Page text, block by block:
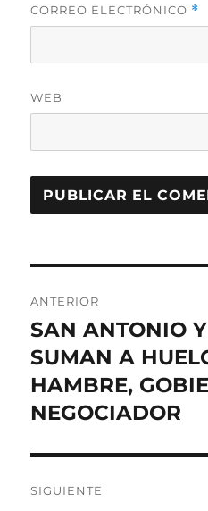
CORREO ELECTRÓNICO *
WEB
de
entradas
ANTERIOR
Entrada
anterior:
SAN ANTONIO
SUMAN A
HAMBRE,
NEGOCIADOR
SIGUIENTE